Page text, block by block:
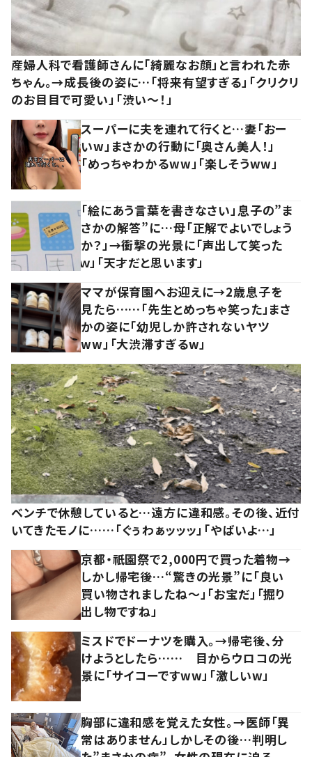
産婦人科で看護師さんに「綺麗なお顔」と言われた赤
ちゃん。→成長後の姿に…「将来有望すぎる」「クリクリ
のお目目で可愛い」「渋い～！」
スーパーに夫を連れて行くと…妻「おー
いw」まさかの行動に「奥さん美人！」
「めっちゃわかるww」「楽しそうww」
「絵にあう言葉を書きなさい」息子の”ま
さかの解答”に…母「正解でよいでしょう
か？」→衝撃の光景に「声出して笑った
ｗ」「天才だと思います」
ママが保育園へお迎えに→2歳息子を
見たら……「先生とめっちゃ笑った」まさ
かの姿に「幼児しか許されないヤツ
ww」「大渋滞すぎるw」
ベンチで休憩していると…遠方に違和感。その後、近付
いてきたモノに……「ぐぅわぁッッッ」「やばいよ…」
京都・祇園祭で2,000円で買った着物→
しかし帰宅後…“驚きの光景”に「良い
買い物されましたね～」「お宝だ」「掘り
出し物ですね」
ミスドでドーナツを購入。→帰宅後、分
けようとしたら…… 目からウロコの光
景に「サイコーですww」「激しいw」
胸部に違和感を覚えた女性。→医師「異
常はありません」しかしその後…判明し